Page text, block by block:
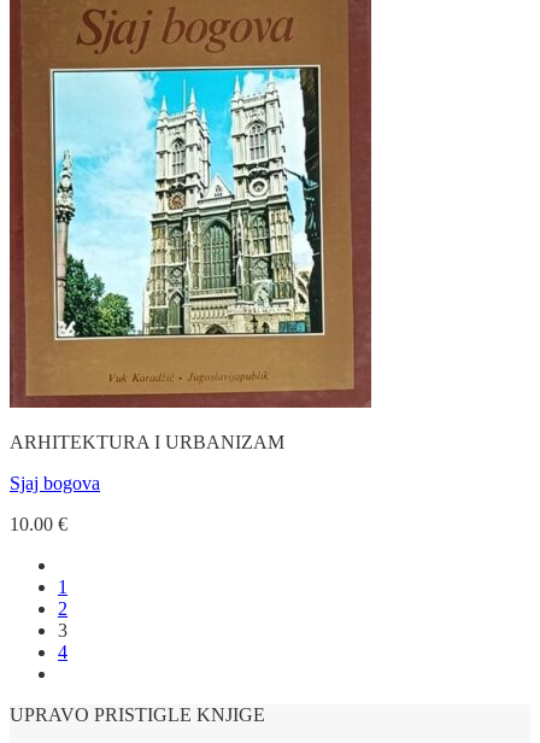
ARHITEKTURA I URBANIZAM
Sjaj bogova
10.00 €
1
2
3
4
UPRAVO PRISTIGLE KNJIGE